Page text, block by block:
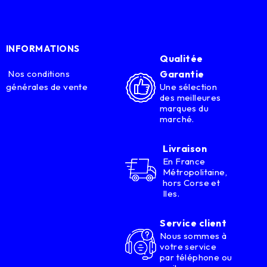
INFORMATIONS
Nos conditions
générales de vente
Qualitée
Garantie
Une sélection
des meilleures
marques du
marché.
Livraison
En France
Métropolitaine,
hors Corse et
Iles.
Service client
Nous sommes à
votre service
par téléphone ou